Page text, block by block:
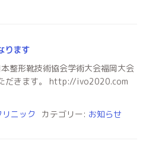
ります
整形靴技術協会学術大会福岡大会
だきます。 http://ivo2020.com
ニック カテゴリー: お知らせ